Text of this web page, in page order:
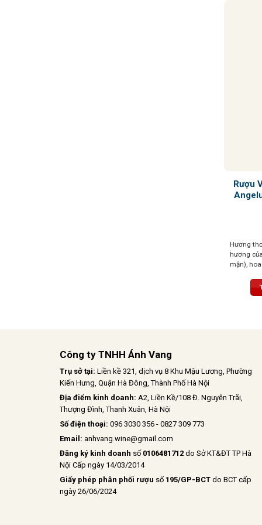
Rượu
Hương
hương
mận),
với sự
ngọt, để
Công ty TNHH Ánh Vang
Trụ sở tại: Liền kề 321, dịch vụ 8 Khu Mậu Lương, Phường
Kiến Hưng, Quận Hà Đông, Thành Phố Hà Nội
Địa điểm kinh doanh: A2, Liền Kề/108 Đ. Nguyễn Trãi,
Thượng Đình, Thanh Xuân, Hà Nội
Số điện thoại: 096 3030 356 - 0827 309 773
Email: anhvang.wine@gmail.com
Đăng ký kinh doanh số 0106481712 do Sở KT&ĐT TP Hà
Nội Cấp ngày 14/03/2014
Giấy phép phân phối rượu số 195/GP-BCT do BCT cấp
ngày 26/06/2024